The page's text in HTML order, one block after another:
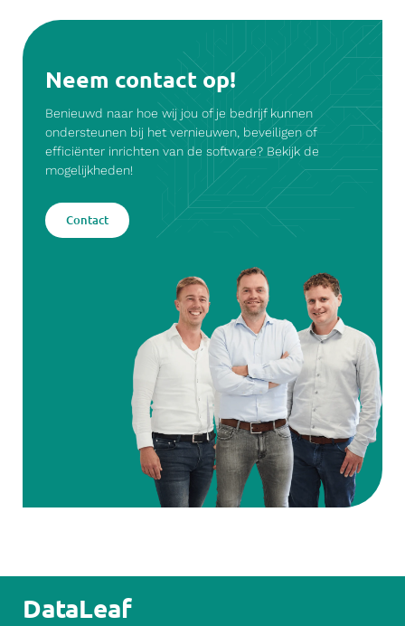
Neem contact op!
Benieuwd naar hoe wij jou of je bedrijf kunnen
ondersteunen bij het vernieuwen, beveiligen of
efficiënter inrichten van de software? Bekijk de
mogelijkheden!
Contact
DataLeaf